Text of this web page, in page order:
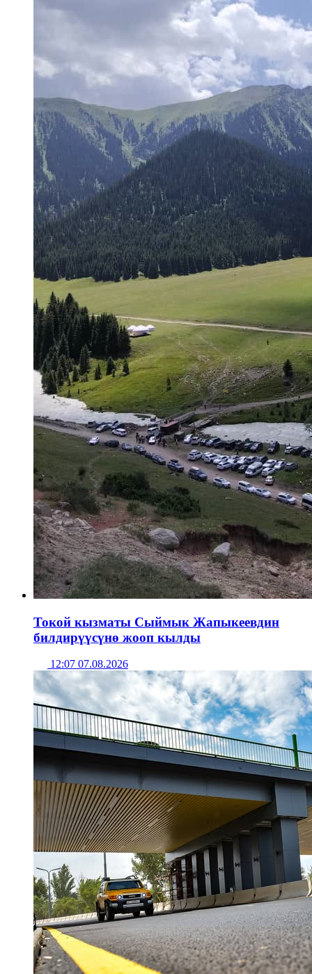
Токой кызматы Сыймык Жапыкеевдин
билдирүүсүнө жооп кылды
12:07 07.08.2026